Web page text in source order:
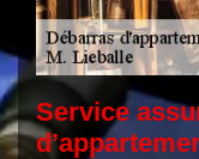
Service